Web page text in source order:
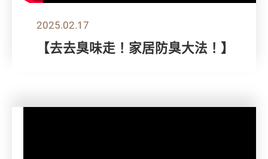
2025.02.17
【去去臭味走！家居防臭大法！】